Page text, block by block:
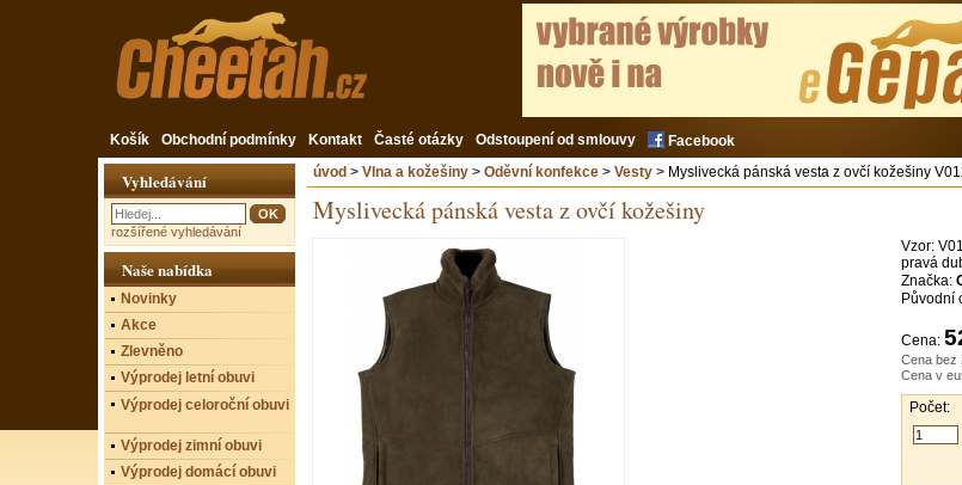
Košík Obchodní podmínky Kontakt Časté otázky Odstoupení od smlouvy Facebook
úvod > Vlna a kožešiny > Oděvní konfekce > Vesty > Myslivecká pánská vesta z ovčí kožešiny
Myslivecká pánská vesta z ovčí kožešiny
Vzor:
pravá
Značka:
Původní
Cena:
Cena bez
Cena v
Počet:
Vyhledávání
rozšířené vyhledávání
Naše nabídka
Novinky
Akce
Zlevněno
Výprodej letní obuvi
Výprodej celoroční obuvi
Výprodej zimní obuvi
Výprodej domácí obuvi